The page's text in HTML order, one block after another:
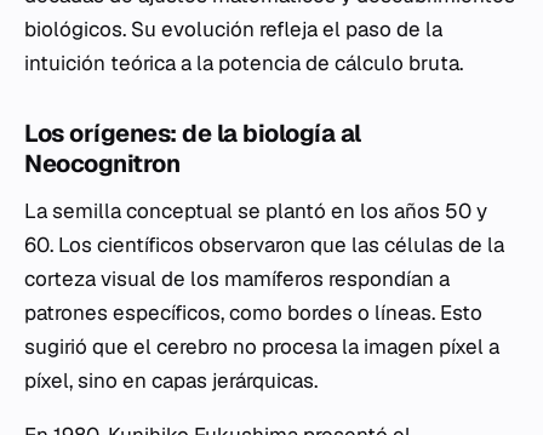
biológicos. Su evolución refleja el paso de la
intuición teórica a la potencia de cálculo bruta.
Los orígenes: de la biología al
Neocognitron
La semilla conceptual se plantó en los años 50 y
60. Los científicos observaron que las células de la
corteza visual de los mamíferos respondían a
patrones específicos, como bordes o líneas. Esto
sugirió que el cerebro no procesa la imagen píxel a
píxel, sino en capas jerárquicas.